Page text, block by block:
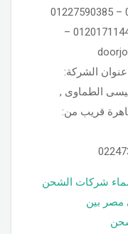
– 01012320715 – واتساب: 01201711440 –
الشركة:
ش ناجى عيسى الطماوى ,
قريب من:
شركات الشحن
مصر بين